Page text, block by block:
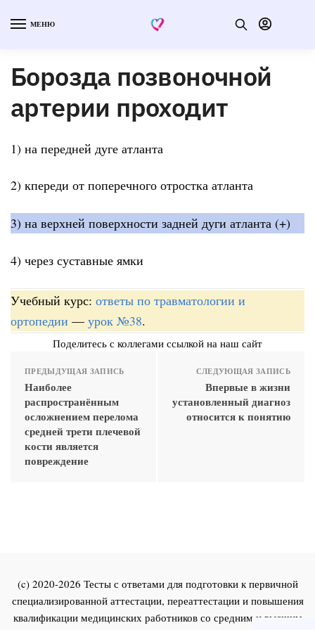
МЕНЮ
Борозда позвоночной
артерии проходит
1) на передней дуге атланта
2) кпереди от поперечного отростка атланта
3) на верхней поверхности задней дуги атланта (+)
4) через суставные ямки
Учебный курс: ответы по травматологии и
ортопедии — урок №38.
Поделитесь с коллегами ссылкой на наш сайт
ПРЕДЫДУЩАЯ ЗАПИСЬ
Наиболее
распространённым
осложнением перелома
средней трети плечевой
кости является
повреждение
СЛЕДУЮЩАЯ ЗАПИСЬ
Впервые в жизни
установленный диагноз
относится к понятию
(c) 2020-2026 Тесты с ответами для подготовки к первичной
специализированной аттестации, переаттестации и повышения
квалификации медицинских работников со средним и высшим